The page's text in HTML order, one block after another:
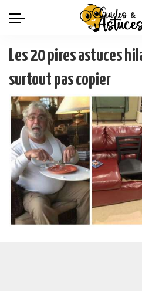
Les 20 pires astuces
surtout pas copier